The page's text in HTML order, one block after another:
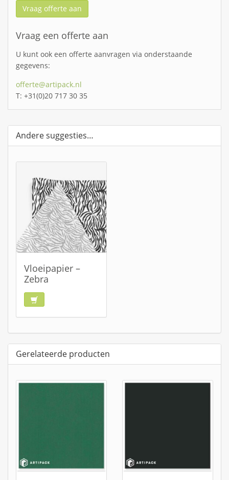
Vraag offerte aan
Vraag een offerte aan
U kunt ook een offerte aanvragen via onderstaande
gegevens:
offerte@artipack.nl
T: +31(0)20 717 30 35
Andere suggesties…
Vloeipapier –
Zebra
Gerelateerde producten